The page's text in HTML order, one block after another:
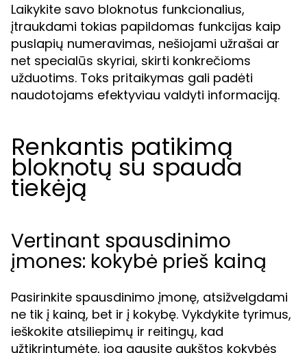
Laikykite savo bloknotus funkcionalius,
įtraukdami tokias papildomas funkcijas kaip
puslapių numeravimas, nešiojami užrašai ar
net specialūs skyriai, skirti konkrečioms
užduotims. Toks pritaikymas gali padėti
naudotojams efektyviau valdyti informaciją.
Renkantis patikimą
bloknotų su spauda
tiekėją
Vertinant spausdinimo
įmones: kokybė prieš kainą
Pasirinkite spausdinimo įmonę, atsižvelgdami
ne tik į kainą, bet ir į kokybę. Vykdykite tyrimus,
ieškokite atsiliepimų ir reitingų, kad
užtikrintumėte, jog gausite aukštos kokybės